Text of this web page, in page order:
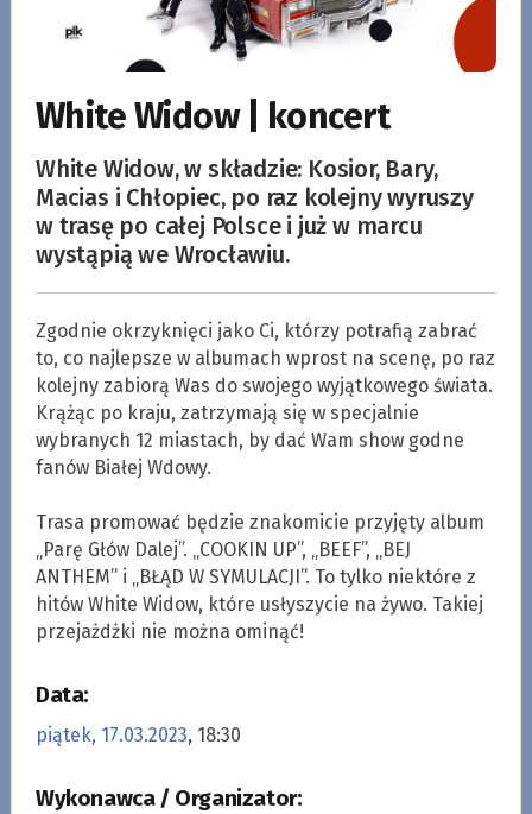
White Widow | koncert
White Widow, w składzie: Kosior, Bary,
Macias i Chłopiec, po raz kolejny wyruszy
w trasę po całej Polsce i już w marcu
wystąpią we Wrocławiu.
Zgodnie okrzyknięci jako Ci, którzy potrafią zabrać
to, co najlepsze w albumach wprost na scenę, po raz
kolejny zabiorą Was do swojego wyjątkowego świata.
Krążąc po kraju, zatrzymają się w specjalnie
wybranych 12 miastach, by dać Wam show godne
fanów Białej Wdowy.
Trasa promować będzie znakomicie przyjęty album
„Parę Głów Dalej”. „COOKIN UP”, „BEEF”, „BEJ
ANTHEM” i „BŁĄD W SYMULACJI”. To tylko niektóre z
hitów White Widow, które usłyszycie na żywo. Takiej
przejażdżki nie można ominąć!
Data:
piątek, 17.03.2023, 18:30
Wykonawca / Organizator: